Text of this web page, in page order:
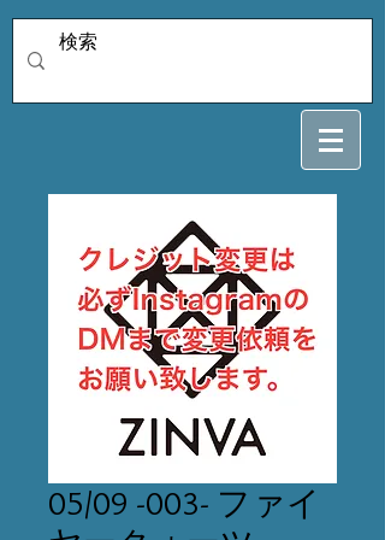
05/09 -003- ファイ